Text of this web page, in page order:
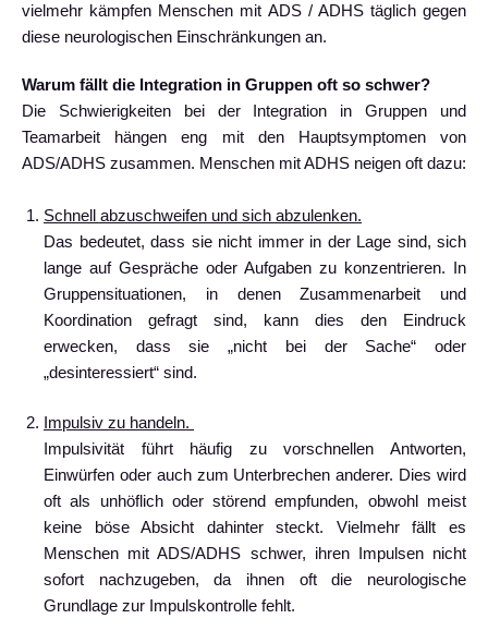
vielmehr kämpfen Menschen mit ADS / ADHS täglich gegen
diese neurologischen Einschränkungen an.
Warum fällt die Integration in Gruppen oft so schwer?
Die Schwierigkeiten bei der Integration in Gruppen und
Teamarbeit hängen eng mit den Hauptsymptomen von
ADS/ADHS zusammen. Menschen mit ADHS neigen oft dazu:
Schnell abzuschweifen und sich abzulenken.
Das bedeutet, dass sie nicht immer in der Lage sind, sich
lange auf Gespräche oder Aufgaben zu konzentrieren. In
Gruppensituationen, in denen Zusammenarbeit und
Koordination gefragt sind, kann dies den Eindruck
erwecken, dass sie „nicht bei der Sache“ oder
„desinteressiert“ sind.
Impulsiv zu handeln.
Impulsivität führt häufig zu vorschnellen Antworten,
Einwürfen oder auch zum Unterbrechen anderer. Dies wird
oft als unhöflich oder störend empfunden, obwohl meist
keine böse Absicht dahinter steckt. Vielmehr fällt es
Menschen mit ADS/ADHS schwer, ihren Impulsen nicht
sofort nachzugeben, da ihnen oft die neurologische
Grundlage zur Impulskontrolle fehlt.